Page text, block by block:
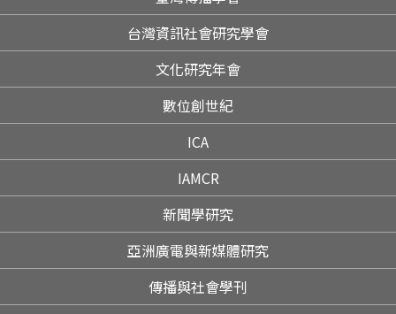
台灣資訊社會研究學會
文化研究年會
數位創世紀
ICA
IAMCR
新聞學研究
亞洲廣電與新媒體研究
傳播與社會學刊